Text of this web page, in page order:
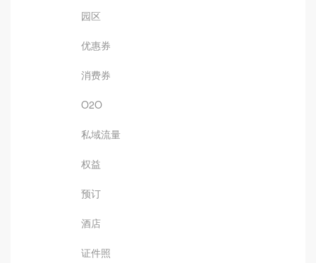
园区
优惠券
消费券
O2O
私域流量
权益
预订
酒店
证件照